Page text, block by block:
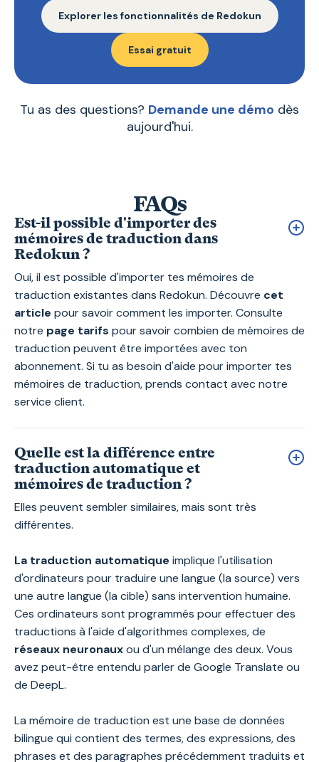
Essai gratuit
Explorer les fonctionnalités de Redokun
Tu as des questions? Demande une démo dès
aujourd'hui.
FAQs
Est-il possible d'importer des
mémoires de traduction dans
Redokun ?
Oui, il est possible d'importer tes mémoires de
traduction existantes dans Redokun. Découvre cet
article pour savoir comment les importer. Consulte
notre page tarifs pour savoir combien de mémoires de
traduction peuvent être importées avec ton
abonnement. Si tu as besoin d'aide pour importer tes
mémoires de traduction, prends contact avec notre
service client.
Quelle est la différence entre
traduction automatique et
mémoires de traduction ?
Elles peuvent sembler similaires, mais sont très
différentes.
La traduction automatique implique l'utilisation
d'ordinateurs pour traduire une langue (la source) vers
une autre langue (la cible) sans intervention humaine.
Ces ordinateurs sont programmés pour effectuer des
traductions à l'aide d'algorithmes complexes, de
réseaux neuronauxou d'un mélange des deux. Vous
avez peut-être entendu parler de Google Translate ou
de DeepL.
La mémoire de traduction est une base de données
bilingue qui contient des termes, des expressions, des
phrases et des paragraphes précédemment traduits et